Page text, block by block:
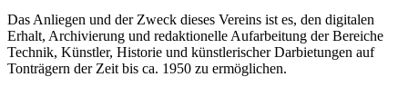
Das Anliegen und der Zweck dieses Vereins ist es, den digitalen
Erhalt, Archivierung und redaktionelle Aufarbeitung der Bereiche
Technik, Künstler, Historie und künstlerischer Darbietungen auf
Tonträgern der Zeit bis ca. 1950 zu ermöglichen.